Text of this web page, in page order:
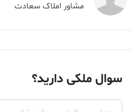
مشاور املاک سعادت
سوال ملکی دارید؟